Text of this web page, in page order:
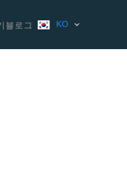
블로그 KO